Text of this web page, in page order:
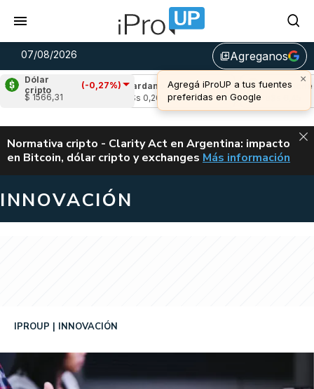
07/08/2026 library_addAgreganos
×
Agregá iProUP a tus fuentes
preferidas en Google
Dólar
cripto
(-0,27%)
$ 1566,31
(-0,90%)
Cardano
(-0,16%)
u$s 0,20
Avalanche
u$s 6,45
ALERTA
Normativa cripto - Clarity Act en Argentina: impacto
en Bitcoin, dólar cripto y exchanges CLARITY ACT EN
Más información
INNOVACIÓN
IPROUP INNOVACIÓN